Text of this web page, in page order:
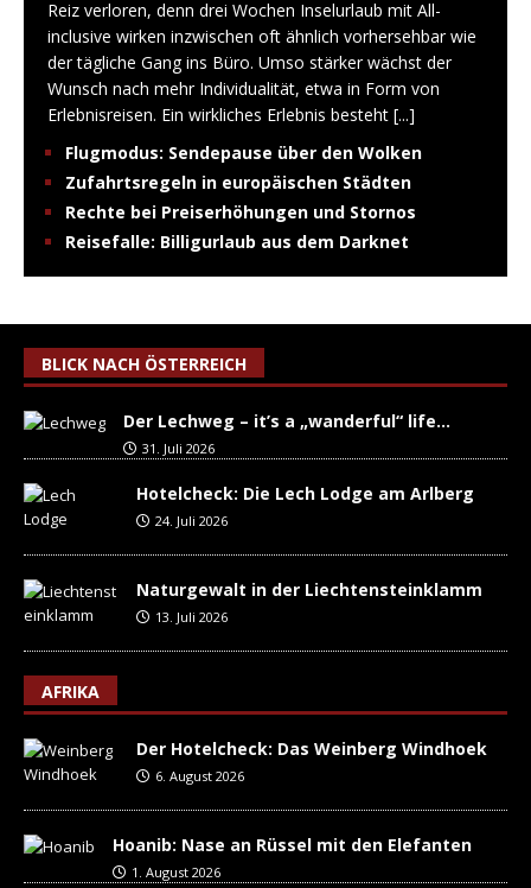
Reiz verloren, denn drei Wochen Inselurlaub mit All-
inclusive wirken inzwischen oft ähnlich vorhersehbar wie
der tägliche Gang ins Büro. Umso stärker wächst der
Wunsch nach mehr Individualität, etwa in Form von
Erlebnisreisen. Ein wirkliches Erlebnis besteht [...]
Flugmodus: Sendepause über den Wolken
Zufahrtsregeln in europäischen Städten
Rechte bei Preiserhöhungen und Stornos
Reisefalle: Billigurlaub aus dem Darknet
BLICK NACH ÖSTERREICH
Der Lechweg – it’s a „wanderful“ life…
31. Juli 2026
Hotelcheck: Die Lech Lodge am Arlberg
24. Juli 2026
Naturgewalt in der Liechtensteinklamm
13. Juli 2026
AFRIKA
Der Hotelcheck: Das Weinberg Windhoek
6. August 2026
Hoanib: Nase an Rüssel mit den Elefanten
1. August 2026